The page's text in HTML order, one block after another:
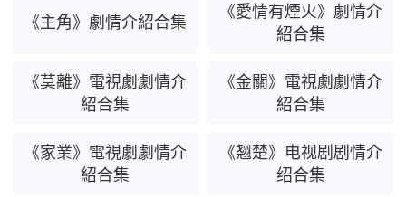
《主角》劇情介紹合集
《愛情有煙火》劇情介
紹合集
《莫離》電視劇劇情介
紹合集
《金關》電視劇劇情介
紹合集
《家業》電視劇劇情介
紹合集
《翘楚》电视剧剧情介
绍合集